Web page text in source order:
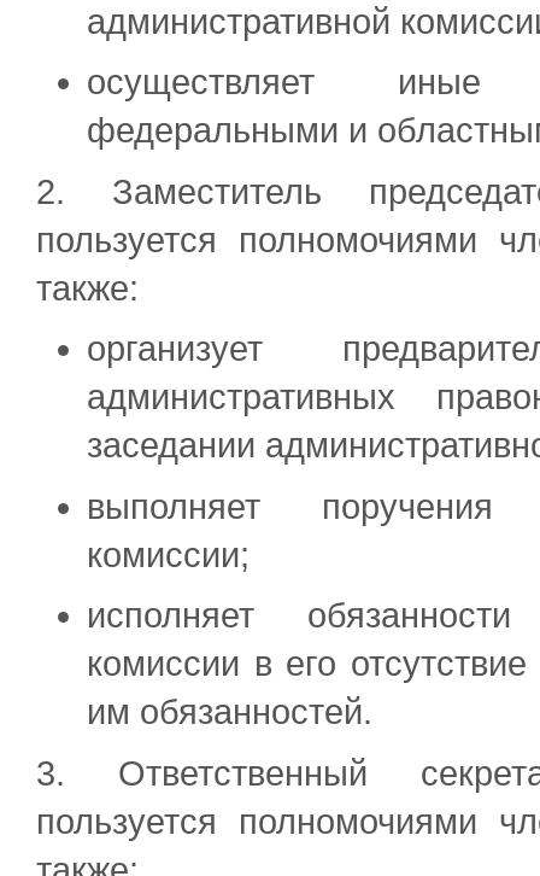
административной
осуществляет иные
федеральными и
2. Заместитель
пользуется полномочиями
также:
организует
административных
заседании
выполняет поручения
комиссии;
исполняет
комиссии в его
им обязанностей.
3. Ответственный
пользуется полномочиями